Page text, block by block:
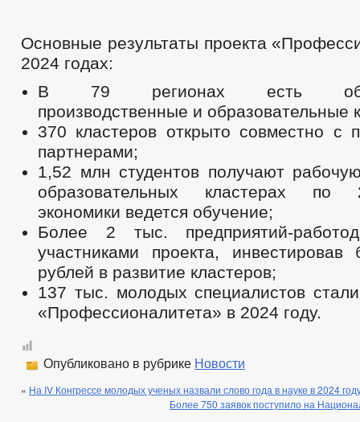
Основные результаты проекта
2024 годах:
В 79 регионах есть
производственные и образовательные
370 кластеров открыто совместно с
партнерами;
1,52 млн студентов получают
образовательных кластерах по
экономики ведется обучение;
Более 2 тыс. предприятий-
участниками проекта,
рублей в развитие кластеров;
137 тыс. молодых специалистов
«Профессионалитета» в 2024 году.
Опубликовано в рубрике Новости
« На IV Конгрессе молодых ученых назвали слово года в науке в 2024
Более 750 заявок поступило на